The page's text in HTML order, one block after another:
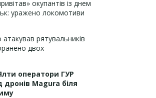
окупантів із днем
уражено локомотиви
рятувальників
двох
оператори ГУР
Magura біля